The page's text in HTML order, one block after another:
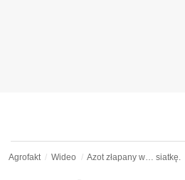
Agrofakt Wideo Azot złapany w… siatkę.